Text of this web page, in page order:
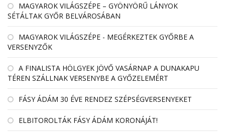
MAGYAROK VILÁGSZÉPE – GYÖNYÖRŰ LÁNYOK
SÉTÁLTAK GYŐR BELVÁROSÁBAN
MAGYAROK VILÁGSZÉPE - MEGÉRKEZTEK GYŐRBE A
VERSENYZŐK
A FINALISTA HÖLGYEK JÖVŐ VASÁRNAP A DUNAKAPU
TÉREN SZÁLLNAK VERSENYBE A GYŐZELEMÉRT
FÁSY ÁDÁM 30 ÉVE RENDEZ SZÉPSÉGVERSENYEKET
ELBITOROLTÁK FÁSY ÁDÁM KORONÁJÁT!